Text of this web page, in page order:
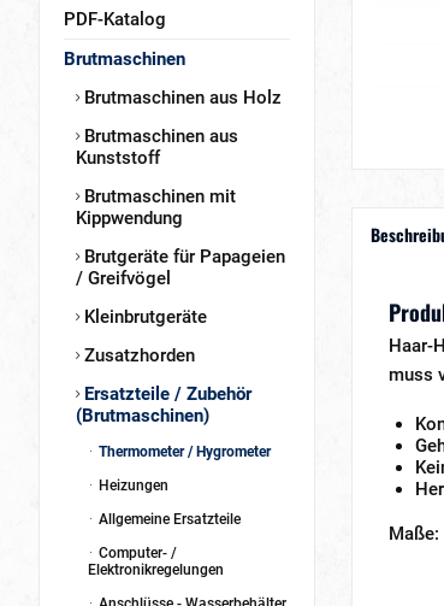
PDF-Katalog
Brutmaschinen
Brutmaschinen aus Holz
Brutmaschinen aus
Kunststoff
Brutmaschinen mit
Kippwendung
Brutgeräte für Papageien
/ Greifvögel
Kleinbrutgeräte
Zusatzhorden
Ersatzteile / Zubehör
(Brutmaschinen)
Thermometer / Hygrometer
Heizungen
Allgemeine Ersatzteile
Computer- /
Elektronikregelungen
Haar-
muss